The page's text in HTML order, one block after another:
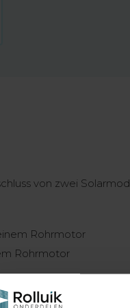
von zwei
Rohrmotor
Rohrmotor